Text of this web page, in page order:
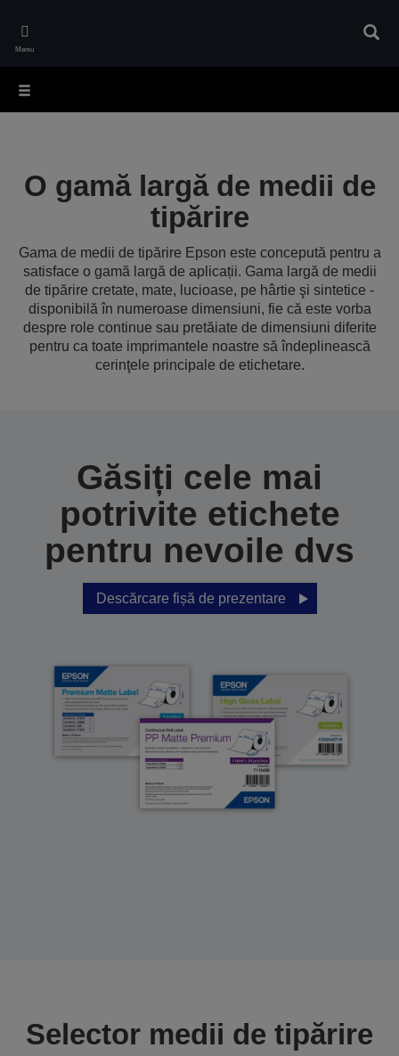
main
Meniu
O gamă largă de medii de
tipărire
Gama de medii de tipărire Epson este concepută pentru a
satisface o gamă largă de aplicații. Gama largă de medii
de tipărire cretate, mate, lucioase, pe hârtie şi sintetice -
disponibilă în numeroase dimensiuni, fie că este vorba
despre role continue sau pretăiate de dimensiuni diferite
pentru ca toate imprimantele noastre să îndeplinească
cerinţele principale de etichetare.
Găsiți cele mai
potrivite etichete
pentru nevoile dvs
Descărcare fișă de prezentare
Selector medii de tipărire